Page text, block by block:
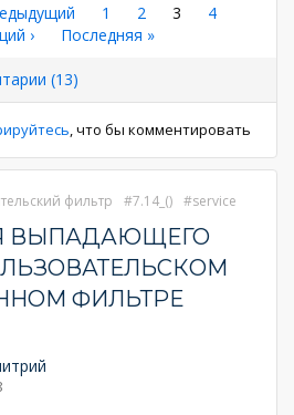
Страница
1 Страница
2
Текущая
3 Страница
4
›
Последняя
Последняя »
(13)
, что бы комментировать
фильтр 7.14_() service
ВЫПАДАЮЩЕГО
ФИЛЬТРЕ